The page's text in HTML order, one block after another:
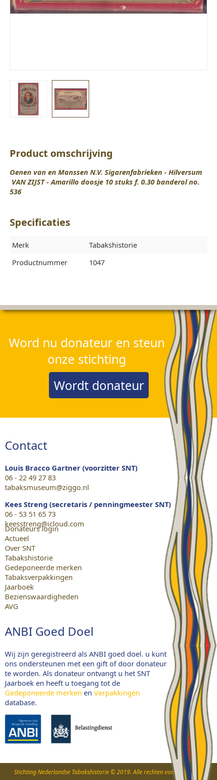
Product omschrijving
Oenen van en Manssen N.V. Sigarenfabrieken - Hilversum
VAN ZIJST - Amarillo doosje 10 stuks f. 0.30 banderol no.
536
Specificaties
Merk
Tabakshistorie
Productnummer
1047
Word nu donateur en steun
onze stichting
Wordt donateur
Contact
Louis Bracco Gartner (voorzitter SNT)
06 - 22 49 27 83
tabaksmuseum@ziggo.nl
Kees Streng (secretaris / penningmeester SNT)
06 - 53 51 65 73
keesstreng@icloud.com
Donateurs login
Actueel
Over SNT
Tabakshistorie
Gedeponeerde merken
Tabaksverpakkingen
Jaarboek
Bezienswaardigheden
AVG
ANBI Goed Doel
Wij zijn geregistreerd als ANBI goed doel. u kunt
ons ondersteunen met een gift of door donateur
te worden. Als donateur ontvangt u het SNT
Jaarboek en heeft u toegang tot de
Gedeponeerde merken en Verpakkingen
database.
Stichting Nederlandse Tabakshistorie © 2019. Alle rechten voorbehouden